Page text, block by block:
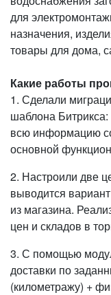
для
назначения,
товары для дома,
Какие работы
1. Сделали
шаблона
всю информацию
основной
2. Настроили две
выводится
из магазина.
цен и складов в
3. С помощью
доставки по
(километражу) +